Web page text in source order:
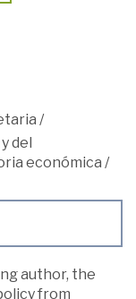
/
del
económica /
author, the
from